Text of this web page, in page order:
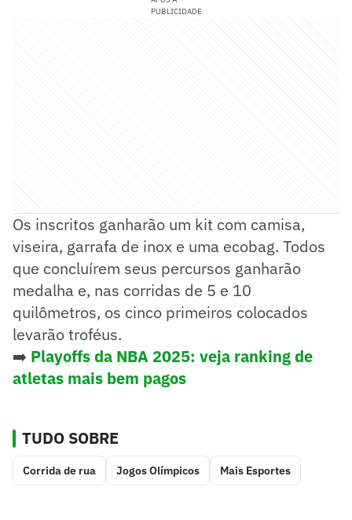
PUBLICIDADE
Os inscritos ganharão um kit com camisa,
viseira, garrafa de inox e uma ecobag. Todos
que concluírem seus percursos ganharão
medalha e, nas corridas de 5 e 10
quilômetros, os cinco primeiros colocados
levarão troféus.
➡️ Playoffs da NBA 2025: veja ranking de
atletas mais bem pagos
TUDO SOBRE
Corrida de rua Jogos Olímpicos Mais Esportes